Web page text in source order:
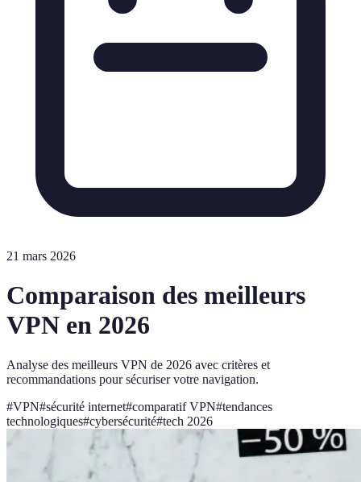
21 mars 2026
Comparaison des meilleurs
VPN en 2026
Analyse des meilleurs VPN de 2026 avec critères et
recommandations pour sécuriser votre navigation.
#VPN#sécurité internet#comparatif VPN#tendances
technologiques#cybersécurité#tech 2026